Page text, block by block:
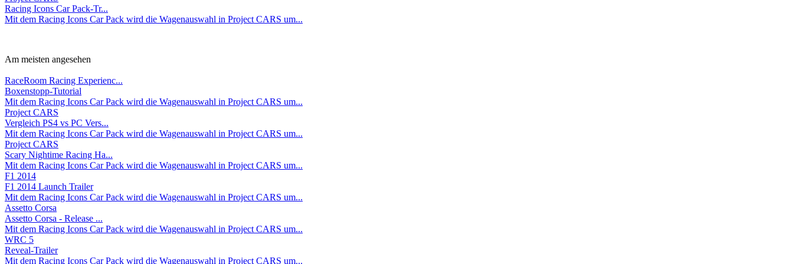
Racing Icons Car Pack-Tr...
Mit dem Racing Icons Car Pack wird die Wagenauswahl in Project CARS um...
Am meisten angesehen
RaceRoom Racing Experienc...
Boxenstopp-Tutorial
Mit dem Racing Icons Car Pack wird die Wagenauswahl in Project CARS um...
Project CARS
Vergleich PS4 vs PC Vers...
Mit dem Racing Icons Car Pack wird die Wagenauswahl in Project CARS um...
Project CARS
Scary Nightime Racing Ha...
Mit dem Racing Icons Car Pack wird die Wagenauswahl in Project CARS um...
F1 2014
F1 2014 Launch Trailer
Mit dem Racing Icons Car Pack wird die Wagenauswahl in Project CARS um...
Assetto Corsa
Assetto Corsa - Release ...
Mit dem Racing Icons Car Pack wird die Wagenauswahl in Project CARS um...
WRC 5
Reveal-Trailer
Mit dem Racing Icons Car Pack wird die Wagenauswahl in Project CARS um...